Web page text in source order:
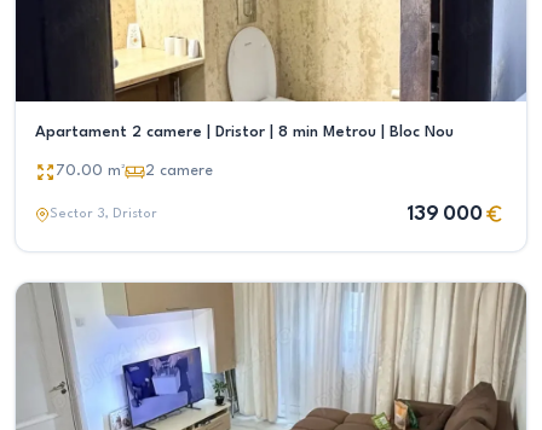
Apartament 2 camere | Dristor | 8 min Metrou | Bloc Nou
70.00 m² 2 camere
Sector 3, Dristor 139 000